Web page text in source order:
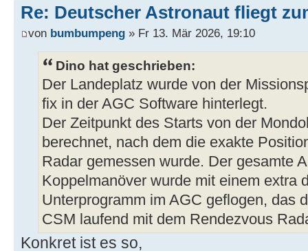
Re: Deutscher Astronaut fliegt
von bumbumpeng » Fr 13. Mär 2026, 19:10
Dino hat geschrieben:
Der Landeplatz wurde von der
fix in der AGC Software hinterlegt.
Der Zeitpunkt des Starts von der
berechnet, nach dem die exakte
Radar gemessen wurde. Der gesamte
Koppelmanöver wurde mit einem extra
Unterprogramm im AGC geflogen, das
CSM laufend mit dem Rendezvous
Konkret ist es so,